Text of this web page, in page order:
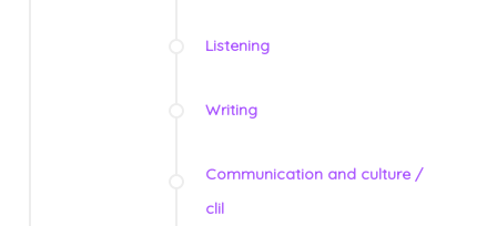
Listening
Writing
Communication and culture /
clil